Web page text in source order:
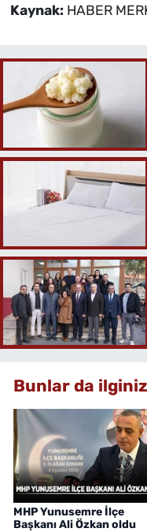
Kaynak: HABER
Bunlar da
MHP Yunusemre İlçe
Başkanı Ali Özkan oldu